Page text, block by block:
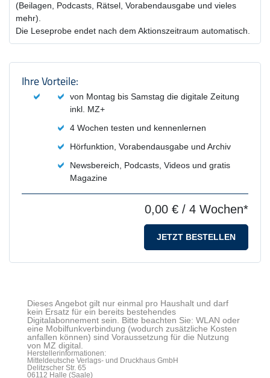
(Beilagen, Podcasts, Rätsel, Vorabendausgabe und vieles
mehr).
Die Leseprobe endet nach dem Aktionszeitraum automatisch.
Produktzusammenfassung und
Ihre Vorteile:
von Montag bis Samstag die digitale Zeitung
inkl. MZ+
4 Wochen testen und kennenlernen
Hörfunktion, Vorabendausgabe und Archiv
Newsbereich, Podcasts, Videos und gratis
Magazine
0,00 € / 4 Wochen*
JETZT BESTELLEN
Dieses Angebot gilt nur einmal pro Haushalt und darf
kein Ersatz für ein bereits bestehendes
Digitalabonnement sein. Bitte beachten Sie: WLAN oder
eine Mobilfunkverbindung (wodurch zusätzliche Kosten
anfallen können) sind Voraussetzung für die Nutzung
von MZ digital.
Herstellerinformationen:
Mitteldeutsche Verlags- und Druckhaus GmbH
Delitzscher Str. 65
06112 Halle (Saale)